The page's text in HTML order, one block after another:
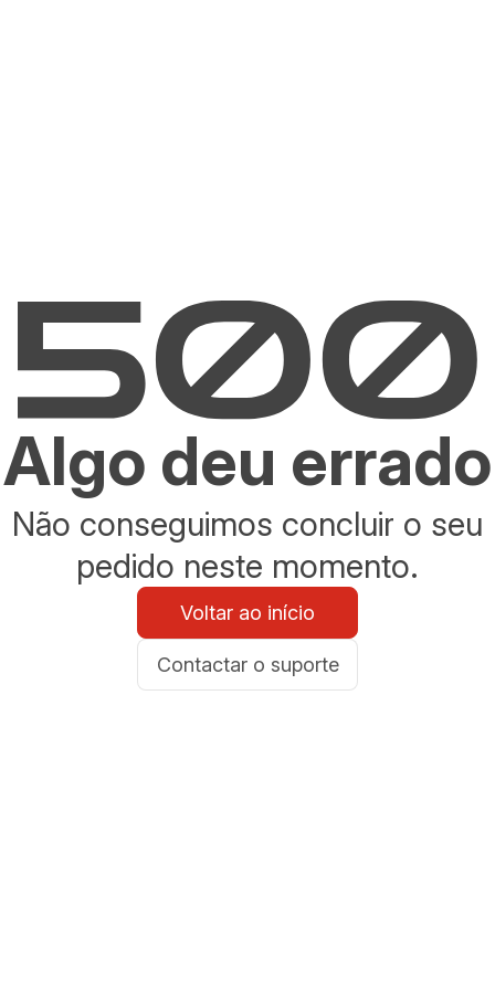
Algo deu errado
Não conseguimos concluir o seu
pedido neste momento.
Voltar ao início
Contactar o suporte